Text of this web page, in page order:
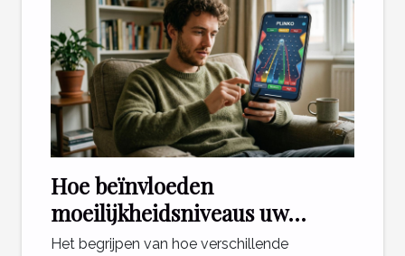
Hoe beïnvloeden
moeilijkheidsniveaus uw
winstkansen in Plinko?
Het begrijpen van hoe verschillende